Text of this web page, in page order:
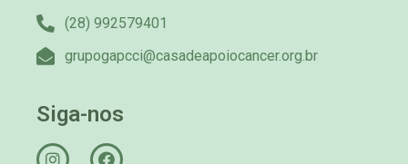
(28) 992579401
grupogapcci@casadeapoiocancer.org.br
Siga-nos